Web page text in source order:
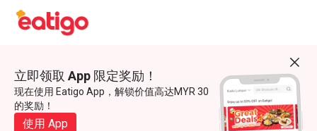
立即领取 App 限定奖励！
现在使用 Eatigo App，解锁价值高达MYR 30
的奖励！
使用 App